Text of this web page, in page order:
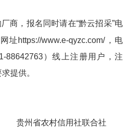
商，报名同时请在“黔云招采”电
址https://www.e-qyzc.com/，电
88642763）线上注册用户，注
提供。
贵州省农村信用社联合社